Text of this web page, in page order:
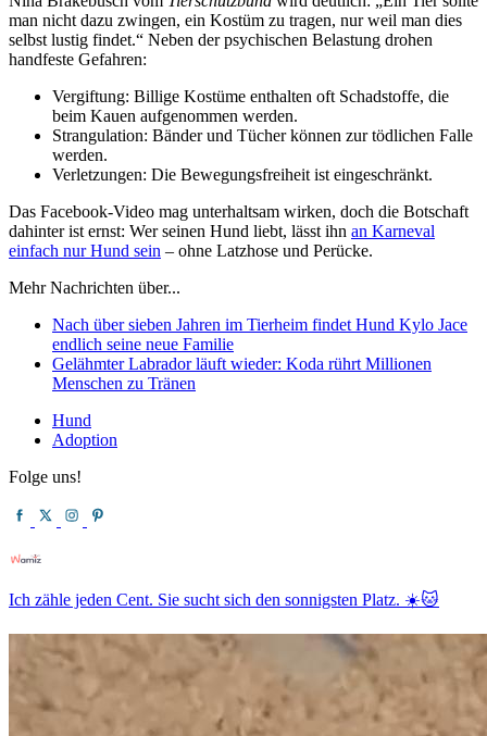
man nicht dazu zwingen, ein Kostüm zu tragen, nur weil man dies
selbst lustig findet.“ Neben der psychischen Belastung drohen
handfeste Gefahren:
Vergiftung: Billige Kostüme enthalten oft Schadstoffe, die
beim Kauen aufgenommen werden.
Strangulation: Bänder und Tücher können zur tödlichen Falle
werden.
Verletzungen: Die Bewegungsfreiheit ist eingeschränkt.
Das Facebook-Video mag unterhaltsam wirken, doch die Botschaft
dahinter ist ernst: Wer seinen Hund liebt, lässt ihn an Karneval
einfach nur Hund sein – ohne Latzhose und Perücke.
Mehr Nachrichten über...
Nach über sieben Jahren im Tierheim findet Hund Kylo Jace
endlich seine neue Familie
Gelähmter Labrador läuft wieder: Koda rührt Millionen
Menschen zu Tränen
Hund
Adoption
Folge uns!
Ich zähle jeden Cent. Sie sucht sich den sonnigsten Platz. ☀️🐱